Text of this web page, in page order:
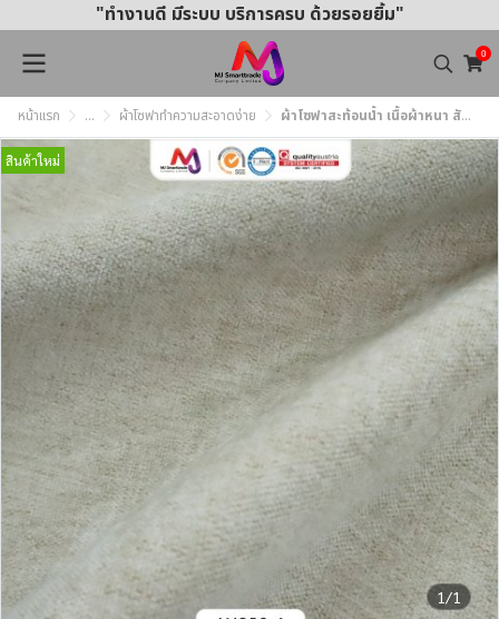
"ทำงานดี มีระบบ บริการครบ ด้วยรอยยิ้ม"
0
หน้าแรก ... ผ้าโซฟาทำความสะอาดง่าย ผ้าโซฟาสะท้อนน้ำ เนื้อผ้าหนา สัมผัสนุ่ม ทำความสะอาดง่าย MJ359 หน้ากว้าง145±3 ซม.
1/1
สินค้าใหม่